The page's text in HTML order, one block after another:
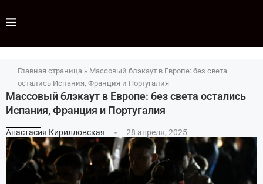
Главная страница » Массовый блэкаут в Европе: без света
остались Испания, Франция и Португалия
Массовый блэкаут в Европе: без света остались
Испания, Франция и Португалия
Анастасия Кирилловская 28 апреля, 2025